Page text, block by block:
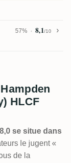
57% 8,1/10
HLCF
8,0 se situe dans
le jugent «
de la